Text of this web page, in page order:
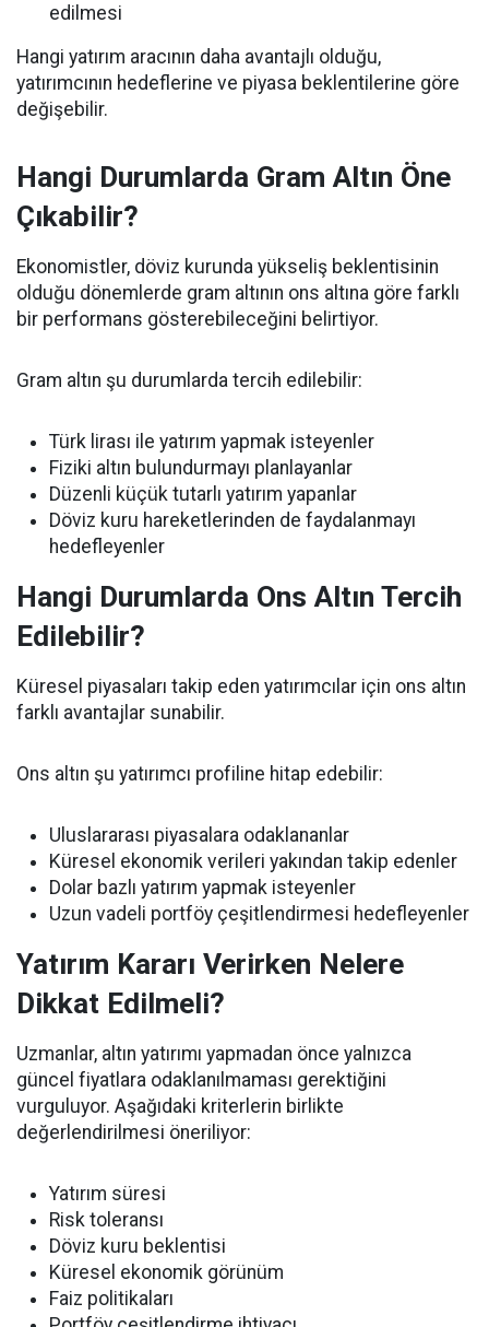
edilmesi
Hangi yatırım aracının daha avantajlı olduğu,
yatırımcının hedeflerine ve piyasa beklentilerine göre
değişebilir.
Hangi Durumlarda Gram Altın Öne
Çıkabilir?
Ekonomistler, döviz kurunda yükseliş beklentisinin
olduğu dönemlerde gram altının ons altına göre farklı
bir performans gösterebileceğini belirtiyor.
Gram altın şu durumlarda tercih edilebilir:
Türk lirası ile yatırım yapmak isteyenler
Fiziki altın bulundurmayı planlayanlar
Düzenli küçük tutarlı yatırım yapanlar
Döviz kuru hareketlerinden de faydalanmayı
hedefleyenler
Hangi Durumlarda Ons Altın Tercih
Edilebilir?
Küresel piyasaları takip eden yatırımcılar için ons altın
farklı avantajlar sunabilir.
Ons altın şu yatırımcı profiline hitap edebilir:
Uluslararası piyasalara odaklananlar
Küresel ekonomik verileri yakından takip edenler
Dolar bazlı yatırım yapmak isteyenler
Uzun vadeli portföy çeşitlendirmesi hedefleyenler
Yatırım Kararı Verirken Nelere
Dikkat Edilmeli?
Uzmanlar, altın yatırımı yapmadan önce yalnızca
güncel fiyatlara odaklanılmaması gerektiğini
vurguluyor. Aşağıdaki kriterlerin birlikte
değerlendirilmesi öneriliyor:
Yatırım süresi
Risk toleransı
Döviz kuru beklentisi
Küresel ekonomik görünüm
Faiz politikaları